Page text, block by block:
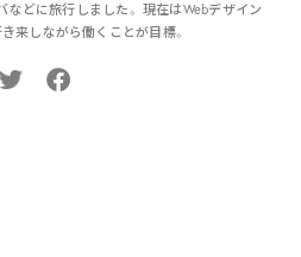
などに旅行しました。 現在はWebデザイン
来しながら働くことが目標。